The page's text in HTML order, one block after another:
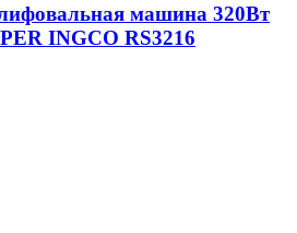
машина 320Вт
INGCO RS3216